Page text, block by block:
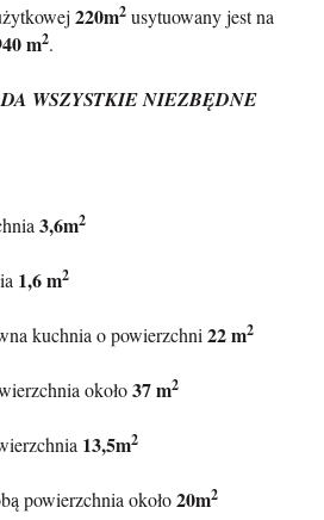
220m2 usytuowany jest na
m2.
NIEZBĘDNE
3,6m2
1,6 m2
kuchnia o powierzchni22 m2
około37 m2
13,5m2
powierzchnia około20m2